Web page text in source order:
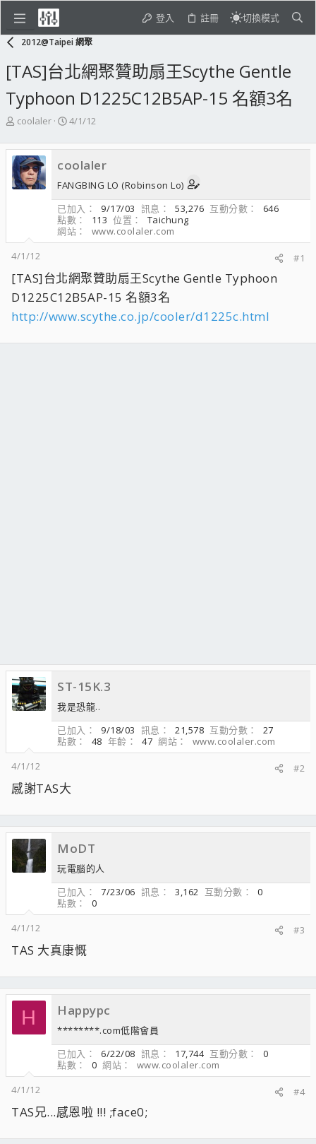
登入 註冊 切換模式
2012@Taipei 網聚
[TAS]台北網聚贊助扇王Scythe Gentle
Typhoon D1225C12B5AP-15 名額3名
主
發
起
人
coolaler
開
日
期
4/1/12
coolaler
FANGBING LO (Robinson Lo)
已加入
9/17/03 訊息 53,276 互動分數
646
點數
113 位置
Taichung
網站
www.coolaler.com
4/1/12
#1
[TAS]台北網聚贊助扇王Scythe Gentle Typhoon
D1225C12B5AP-15 名額3名
http://www.scythe.co.jp/cooler/d1225c.html
ST-15K.3
我是恐龍..
已加入
9/18/03 訊息 21,578 互動分數
27
點數
48 年齡 47 網站
www.coolaler.com
4/1/12
#2
感謝TAS大
MoDT
玩電腦的人
已加入
7/23/06 訊息 3,162 互動分數
0
點數
0
4/1/12
#3
TAS 大真康慨
H Happypc
********.com低階會員
已加入
6/22/08 訊息 17,744 互動分數
0
點數
0 網站
www.coolaler.com
4/1/12
#4
TAS兄...感恩啦 !!! ;face0;